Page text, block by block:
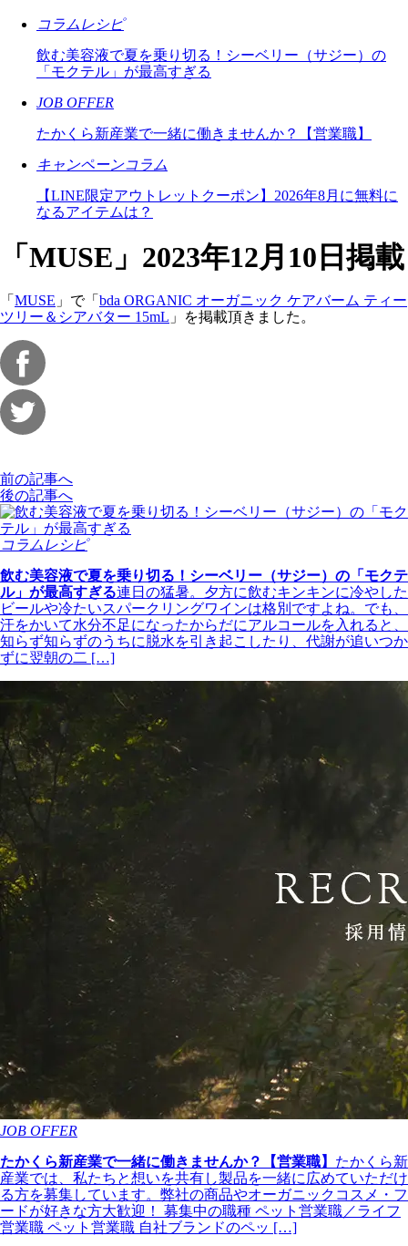
コラムレシピ
飲む美容液で夏を乗り切る！シーベリー（サジー）の
「モクテル」が最高すぎる
JOB OFFER
たかくら新産業で一緒に働きませんか？【営業職】
キャンペーンコラム
【LINE限定アウトレットクーポン】2026年8月に無料に
なるアイテムは？
「MUSE」2023年12月10日掲載
「 MUSE 」で「 bda ORGANIC オーガニック ケアバーム ティー
ツリー＆シアバター 15mL 」を掲載頂きました。
前の記事へ
後の記事へ
コラムレシピ
飲む美容液で夏を乗り切る！シーベリー（サジー）の「モクテ
ル」が最高すぎる連日の猛暑。夕方に飲むキンキンに冷やした
ビールや冷たいスパークリングワインは格別ですよね。でも、
汗をかいて水分不足になったからだにアルコールを入れると、
知らず知らずのうちに脱水を引き起こしたり、代謝が追いつか
ずに翌朝の二 […]
JOB OFFER
たかくら新産業で一緒に働きませんか？【営業職】 たかくら新
産業では、私たちと想いを共有し製品を一緒に広めていただけ
る方を募集しています。弊社の商品やオーガニックコスメ・フ
ードが好きな方大歓迎！ 募集中の職種 ペット営業職／ライフ
営業職 ペット営業職 自社ブランドのペッ […]